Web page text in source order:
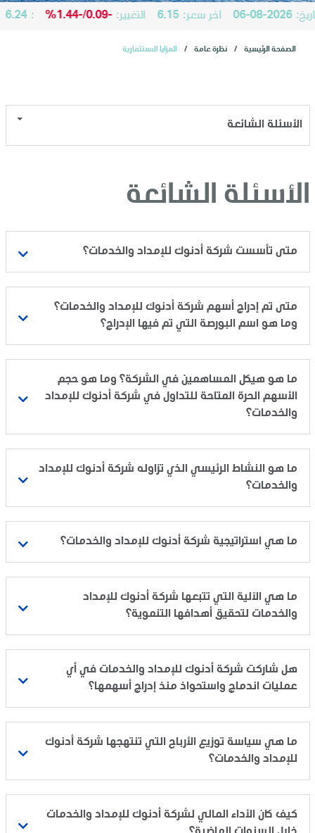
وظائف
2026-08-06 اخر سعر: 6.15 التغيير: -0.09
/
-1.44%
6.24
الصفحة الرئيسية نظرة عامة المزايا الاستثمارية
الأسئلة الشائعة
الأسئلة الشائعة
متى تأسست شركة أدنوك للإمداد والخدمات؟
متى تم إدراج أسهم شركة أدنوك للإمداد والخدمات؟
وما هو اسم البورصة التي تم فيها الإدراج؟
ما هو هيكل المساهمين في الشركة؟ وما هو حجم
الأسهم الحرة المتاحة للتداول في شركة أدنوك للإمداد
والخدمات؟
ما هو النشاط الرئيسي الذي تزاوله شركة أدنوك للإمداد
والخدمات؟
ما هي استراتيجية شركة أدنوك للإمداد والخدمات؟
ما هي الآلية التي تتبعها شركة أدنوك للإمداد
والخدمات لتحقيق أهدافها التنموية؟
هل شاركت شركة أدنوك للإمداد والخدمات في أي
عمليات اندماج واستحواذ منذ إدراج أسهمها؟
ما هي سياسة توزيع الأرباح التي تنتهجها شركة أدنوك
للإمداد والخدمات؟
كيف كان الأداء المالي لشركة أدنوك للإمداد والخدمات